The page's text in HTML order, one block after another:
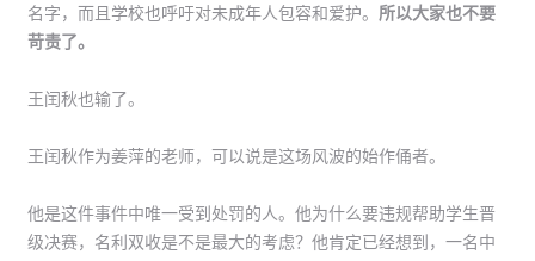
名字，而且学校也呼吁对未成年人包容和爱护。 所以大家也不要
苛责了。
王闰秋也输了。
王闰秋作为姜萍的老师，可以说是这场风波的始作俑者。
他是这件事件中唯一受到处罚的人。他为什么要违规帮助学生晋
级决赛，名利双收是不是最大的考虑？他肯定已经想到，一名中